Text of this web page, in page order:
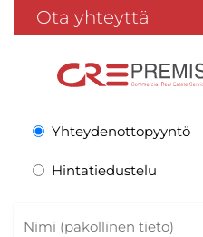
Ota yhteyttä
Yhteydenottopyyntö
Hintatiedustelu